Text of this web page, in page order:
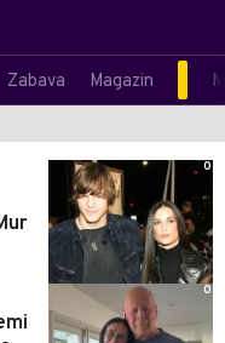
Zabava Magazin
0
0